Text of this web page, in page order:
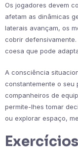
Os jogadores devem
afetam as dinâmicas
laterais avançam, os
cobrir
coesa que pode
A consciência
constantemente o seu
companheiros de
permite-lhes tomar
ou explorar espaço,